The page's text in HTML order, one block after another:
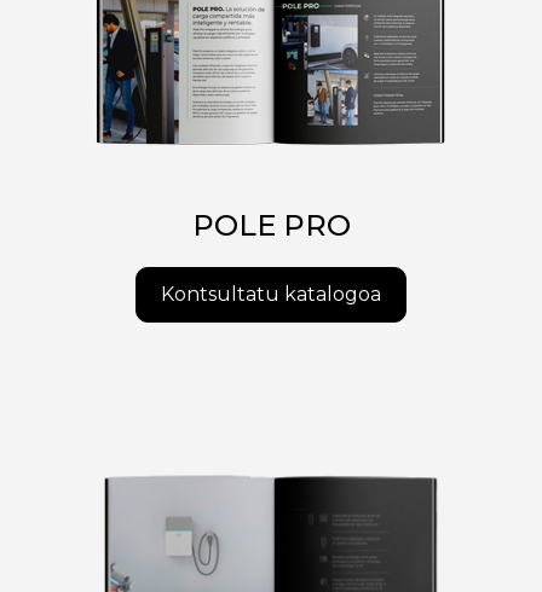
POLE PRO
Kontsultatu katalogoa